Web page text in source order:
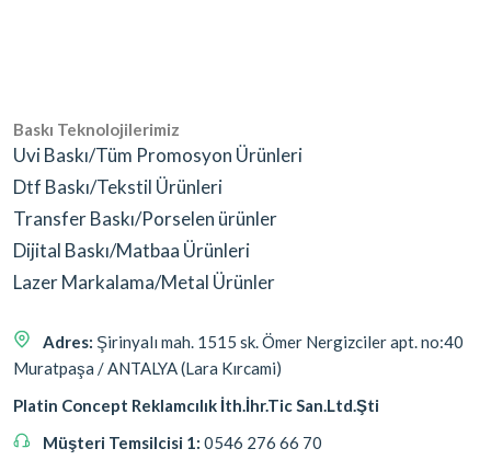
Baskı Teknolojilerimiz
Uvi Baskı/Tüm Promosyon Ürünleri
Dtf Baskı/Tekstil Ürünleri
Transfer Baskı/Porselen ürünler
Dijital Baskı/Matbaa Ürünleri
Lazer Markalama/Metal Ürünler
Adres: Şirinyalı mah. 1515 sk. Ömer Nergizciler apt. no:40
Muratpaşa / ANTALYA (Lara Kırcami)
Platin Concept Reklamcılık İth.İhr.Tic San.Ltd.Şti
Müşteri Temsilcisi 1: 0546 276 66 70